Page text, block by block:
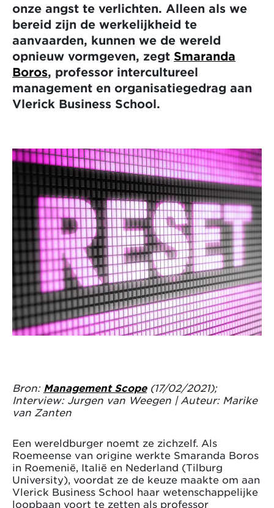
onze angst te verlichten. Alleen als we
bereid zijn de werkelijkheid te
aanvaarden, kunnen we de wereld
opnieuw vormgeven, zegt Smaranda
Boros, professor intercultureel
management en organisatiegedrag aan
Vlerick Business School.
Bron: Management Scope(17/02/2021);
Interview: Jurgen van Weegen | Auteur: Marike
van Zanten
Een wereldburger noemt ze zichzelf. Als
Roemeense van origine werkte Smaranda Boros
in Roemenië, Italië en Nederland (Tilburg
University), voordat ze de keuze maakte om aan
Vlerick Business School haar wetenschappelijke
loopbaan voort te zetten als professor